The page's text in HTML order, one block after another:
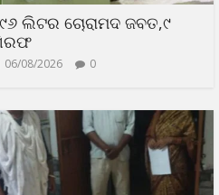
ଲିଟର ଚୋରାମଦ ଜବତ,୯
06/08/2026 0